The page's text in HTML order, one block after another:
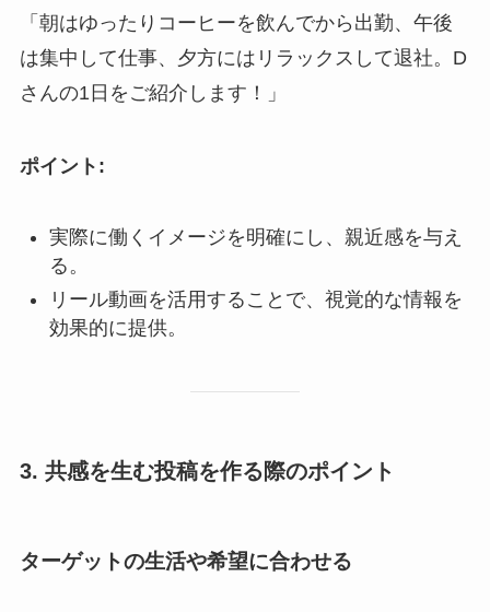
「朝はゆったりコーヒーを飲んでから出勤、午後
は集中して仕事、夕方にはリラックスして退社。D
さんの1日をご紹介します！」
ポイント:
実際に働くイメージを明確にし、親近感を与え
る。
リール動画を活用することで、視覚的な情報を
効果的に提供。
3. 共感を生む投稿を作る際のポイント
ターゲットの生活や希望に合わせる